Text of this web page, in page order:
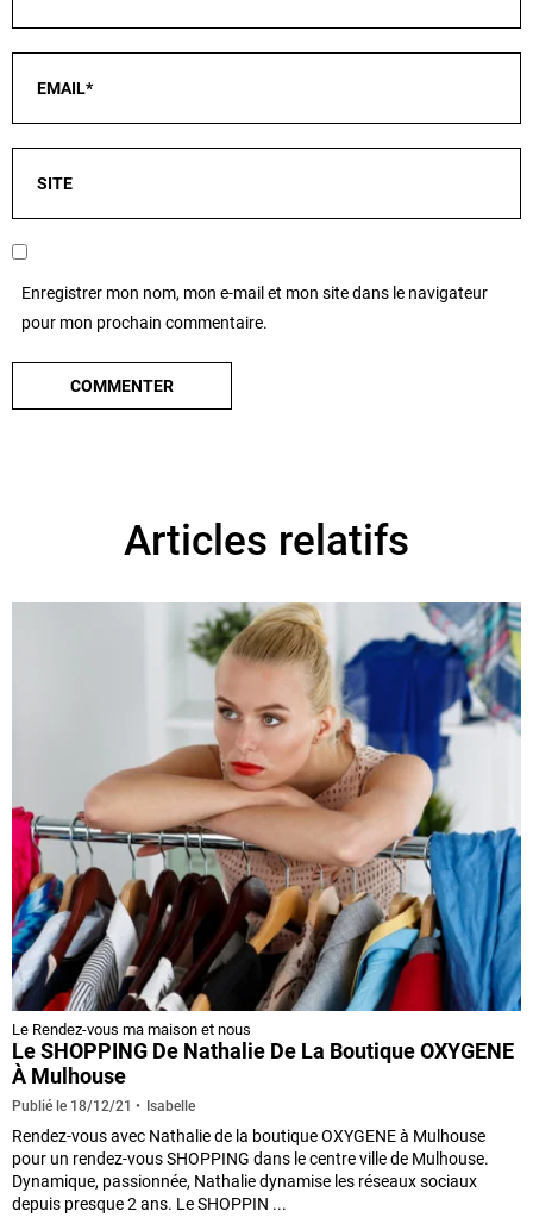
Enregistrer mon nom, mon e-mail et mon site dans le navigateur
pour mon prochain commentaire.
Articles relatifs
Le Rendez-vous ma maison et nous
Le SHOPPING De Nathalie De La Boutique OXYGENE
À Mulhouse
Publié le 18/12/21 Isabelle
Rendez-vous avec Nathalie de la boutique OXYGENE à Mulhouse
pour un rendez-vous SHOPPING dans le centre ville de Mulhouse.
Dynamique, passionnée, Nathalie dynamise les réseaux sociaux
depuis presque 2 ans. Le SHOPPIN ...